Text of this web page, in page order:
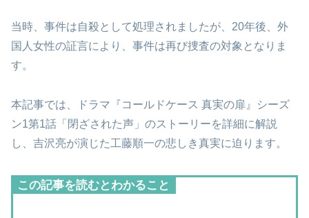
当時、事件は自殺として処理されましたが、20年後、外
国人女性の証言により、事件は再び捜査の対象となりま
す。
本記事では、ドラマ『コールドケース 真実の扉』シーズ
ン1第1話「閉ざされた声」のストーリーを詳細に解説
し、吉沢亮が演じた工藤順一の悲しき真実に迫ります。
この記事を読むとわかること